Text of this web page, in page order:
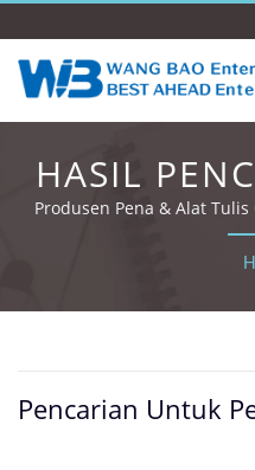
HASIL
SAKU |
Produsen Pena & Alat
35 Tahun
Pencarian Untuk